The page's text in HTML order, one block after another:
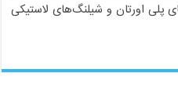
پلی اورتان و شیلنگ‌های لاستیکی